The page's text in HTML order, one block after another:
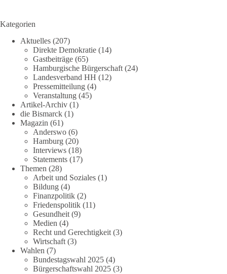
Kategorien
Aktuelles (207)
Direkte Demokratie (14)
Gastbeiträge (65)
Hamburgische Bürgerschaft (24)
Landesverband HH (12)
Pressemitteilung (4)
Veranstaltung (45)
Artikel-Archiv (1)
die Bismarck (1)
Magazin (61)
Anderswo (6)
Hamburg (20)
Interviews (18)
Statements (17)
Themen (28)
Arbeit und Soziales (1)
Bildung (4)
Finanzpolitik (2)
Friedenspolitik (11)
Gesundheit (9)
Medien (4)
Recht und Gerechtigkeit (3)
Wirtschaft (3)
Wahlen (7)
Bundestagswahl 2025 (4)
Bürgerschaftswahl 2025 (3)